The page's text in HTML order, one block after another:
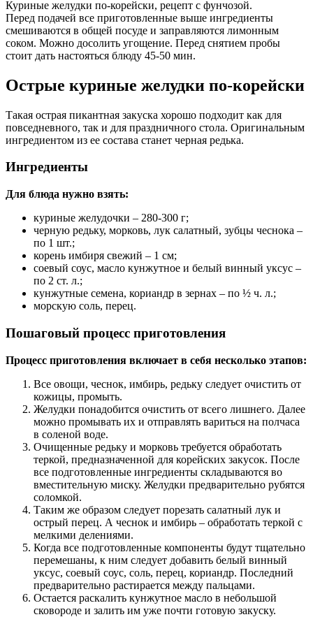
Куриные желудки по-корейски, рецепт с фунчозой.
Перед подачей все приготовленные выше ингредиенты
смешиваются в общей посуде и заправляются лимонным
соком. Можно досолить угощение. Перед снятием пробы
стоит дать настояться блюду 45-50 мин.
Острые куриные желудки по-корейски
Такая острая пикантная закуска хорошо подходит как для
повседневного, так и для праздничного стола. Оригинальным
ингредиентом из ее состава станет черная редька.
Ингредиенты
Для блюда нужно взять:
куриные желудочки – 280-300 г;
черную редьку, морковь, лук салатный, зубцы чеснока –
по 1 шт.;
корень имбиря свежий – 1 см;
соевый соус, масло кунжутное и белый винный уксус –
по 2 ст. л.;
кунжутные семена, кориандр в зернах – по ½ ч. л.;
морскую соль, перец.
Пошаговый процесс приготовления
Процесс приготовления включает в себя несколько этапов:
Все овощи, чеснок, имбирь, редьку следует очистить от
кожицы, промыть.
Желудки понадобится очистить от всего лишнего. Далее
можно промывать их и отправлять вариться на полчаса
в соленой воде.
Очищенные редьку и морковь требуется обработать
теркой, предназначенной для корейских закусок. После
все подготовленные ингредиенты складываются во
вместительную миску. Желудки предварительно рубятся
соломкой.
Таким же образом следует порезать салатный лук и
острый перец. А чеснок и имбирь – обработать теркой с
мелкими делениями.
Когда все подготовленные компоненты будут тщательно
перемешаны, к ним следует добавить белый винный
уксус, соевый соус, соль, перец, кориандр. Последний
предварительно растирается между пальцами.
Остается раскалить кунжутное масло в небольшой
сковороде и залить им уже почти готовую закуску.